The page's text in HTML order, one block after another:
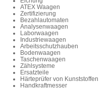
ATEX Waagen
Zertifizierung
Bezahlautomaten
Analysenwaagen
Laborwaagen
Industriewaagen
Arbeitsschutzhauben
Bodenwaagen
Taschenwaagen
Zählsysteme
Ersatzteile
Härteprüfer von Kunststoffen
Handkraftmesser